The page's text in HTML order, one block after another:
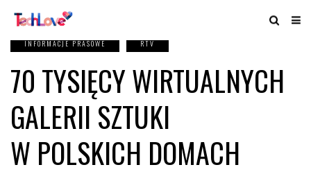
INFORMACJE PRASOWE RTV
70 TYSIĘCY WIRTUALNYCH
GALERII SZTUKI
W POLSKICH DOMACH